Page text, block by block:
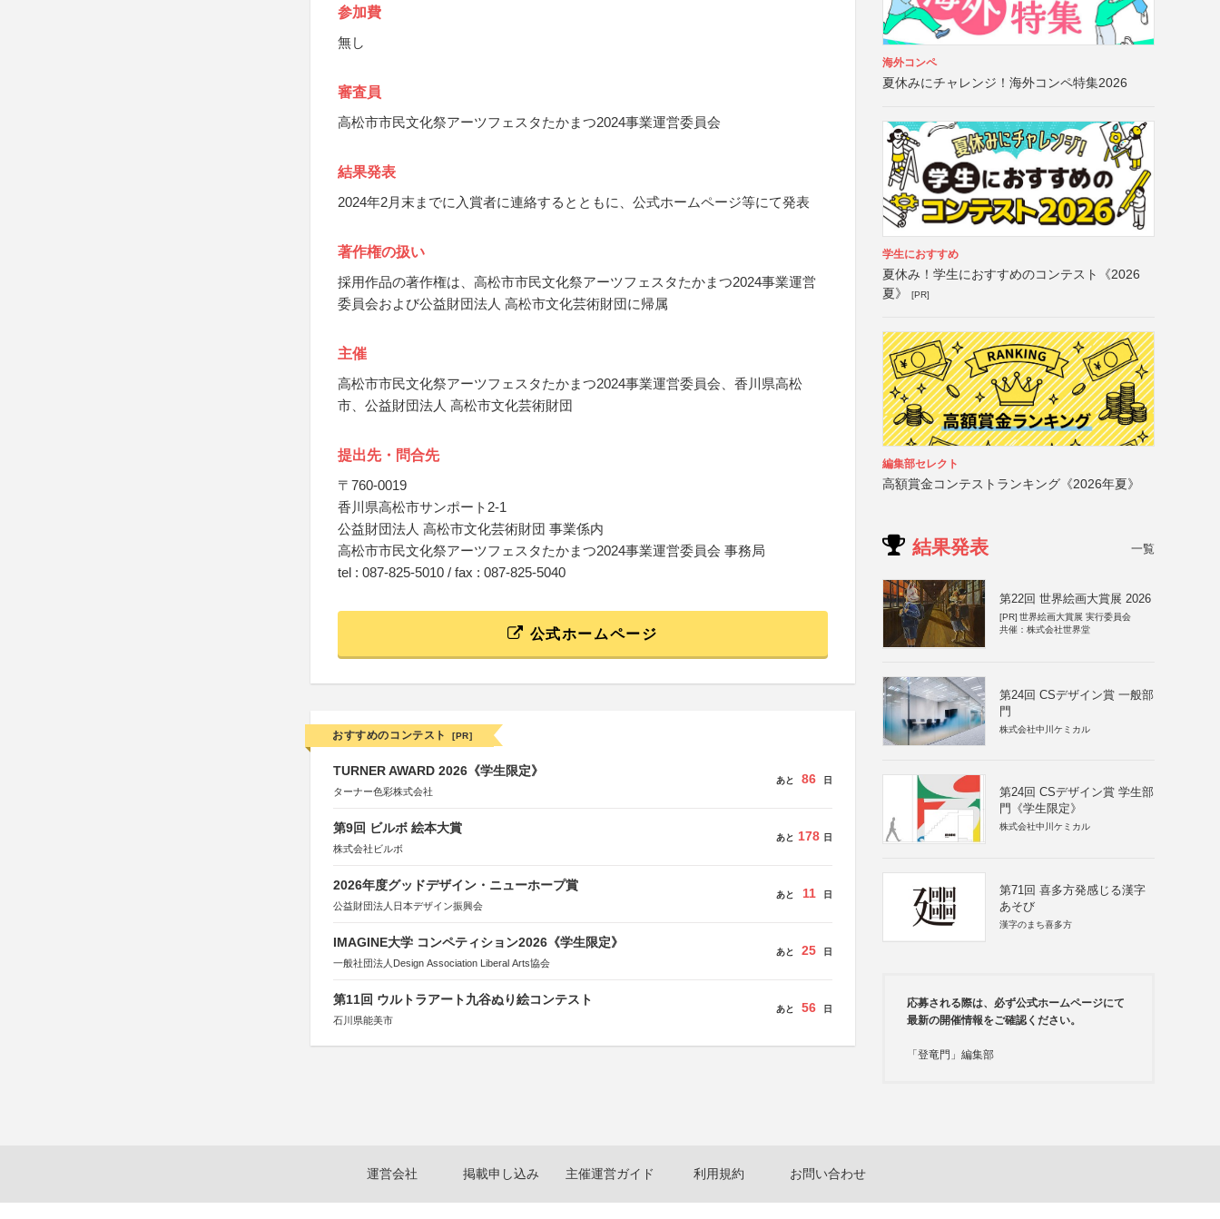
参加費
無し
審査員
高松市市民文化祭アーツフェスタたかまつ2024事業運営委員会
結果発表
2024年2月末までに入賞者に連絡するとともに、公式ホームページ等にて発表
著作権の扱い
採用作品の著作権は、高松市市民文化祭アーツフェスタたかまつ2024事業運営
委員会および公益財団法人 高松市文化芸術財団に帰属
主催
高松市市民文化祭アーツフェスタたかまつ2024事業運営委員会、香川県高松
市、公益財団法人 高松市文化芸術財団
提出先・問合先
〒760-0019
香川県高松市サンポート2-1
公益財団法人 高松市文化芸術財団 事業係内
高松市市民文化祭アーツフェスタたかまつ2024事業運営委員会 事務局
tel : 087-825-5010 / fax : 087-825-5040
公式ホームページ
おすすめのコンテスト [PR]
TURNER AWARD 2026《学生限定》
ターナー色彩株式会社
あと 86 日
第9回 ビルボ 絵本大賞
株式会社ビルボ
あと 178 日
2026年度グッドデザイン・ニューホープ賞
公益財団法人日本デザイン振興会
あと 11 日
IMAGINE大学 コンペティション2026《学生限定》
一般社団法人Design Association Liberal Arts協会
あと 25 日
第11回 ウルトラアート九谷ぬり絵コンテスト
石川県能美市
あと 56 日
海外コンペ
夏休みにチャレンジ！海外コンペ特集2026
学生におすすめ
夏休み！学生におすすめのコンテスト《2026
夏》
[PR]
編集部セレクト
高額賞金コンテストランキング《2026年夏》
結果発表 一覧
第22回 世界絵画大賞展 2026
[PR] 世界絵画大賞展 実行委員会
共催：株式会社世界堂
第24回 CSデザイン賞 一般部
門
株式会社中川ケミカル
第24回 CSデザイン賞 学生部
門《学生限定》
株式会社中川ケミカル
第71回 喜多方発感じる漢字
あそび
漢字のまち喜多方
応募される際は、必ず公式ホームページにて
最新の開催情報をご確認ください。
「登竜門」編集部
運営会社 掲載申し込み 主催運営ガイド 利用規約 お問い合わせ